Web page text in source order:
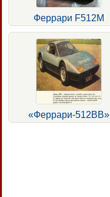
Феррари F512M
«Феррари-512ВВ»